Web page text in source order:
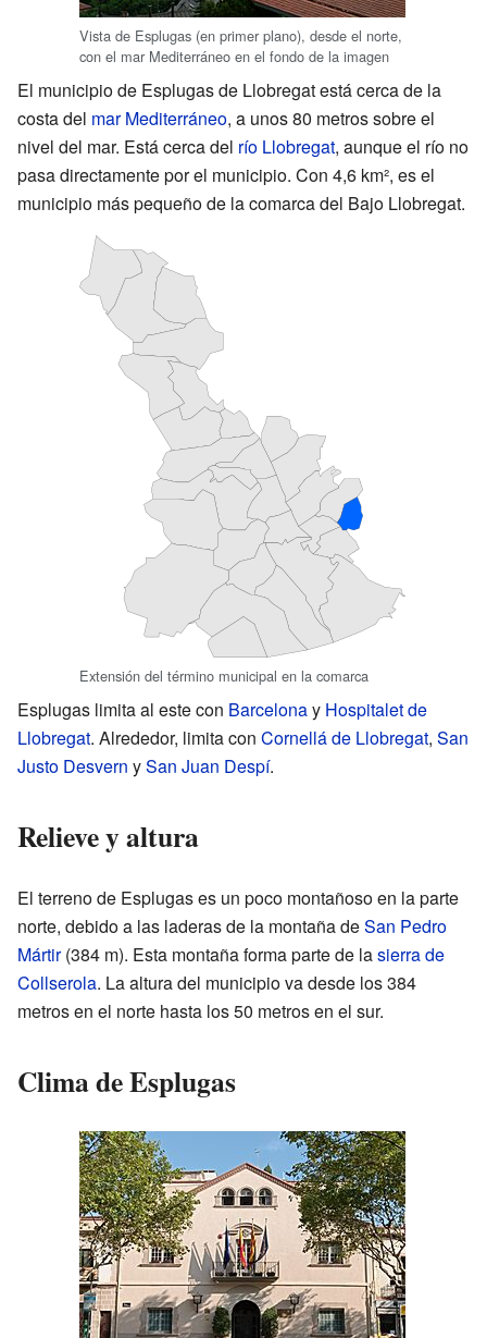
Vista de Esplugas (en primer plano), desde el norte,
con el mar Mediterráneo en el fondo de la imagen
El municipio de Esplugas de Llobregat está cerca de la
costa del mar Mediterráneo, a unos 80 metros sobre el
nivel del mar. Está cerca del río Llobregat, aunque el río no
pasa directamente por el municipio. Con 4,6 km², es el
municipio más pequeño de la comarca del Bajo Llobregat.
Extensión del término municipal en la comarca
Esplugas limita al este con Barcelonay Hospitalet de
Llobregat. Alrededor, limita con Cornellá de Llobregat, San
Justo Desvern ySan Juan Despí.
Relieve y altura
El terreno de Esplugas es un poco montañoso en la parte
norte, debido a las laderas de la montaña deSan Pedro
Mártir(384 m). Esta montaña forma parte de lasierra de
Collserola. La altura del municipio va desde los 384
metros en el norte hasta los 50 metros en el sur.
Clima de Esplugas